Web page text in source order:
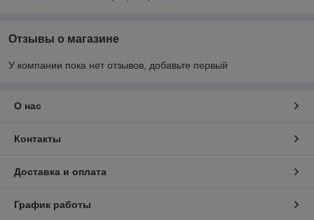
Отзывы о магазине
У компании пока нет отзывов, добавьте первый
О нас
Контакты
Доставка и оплата
График работы